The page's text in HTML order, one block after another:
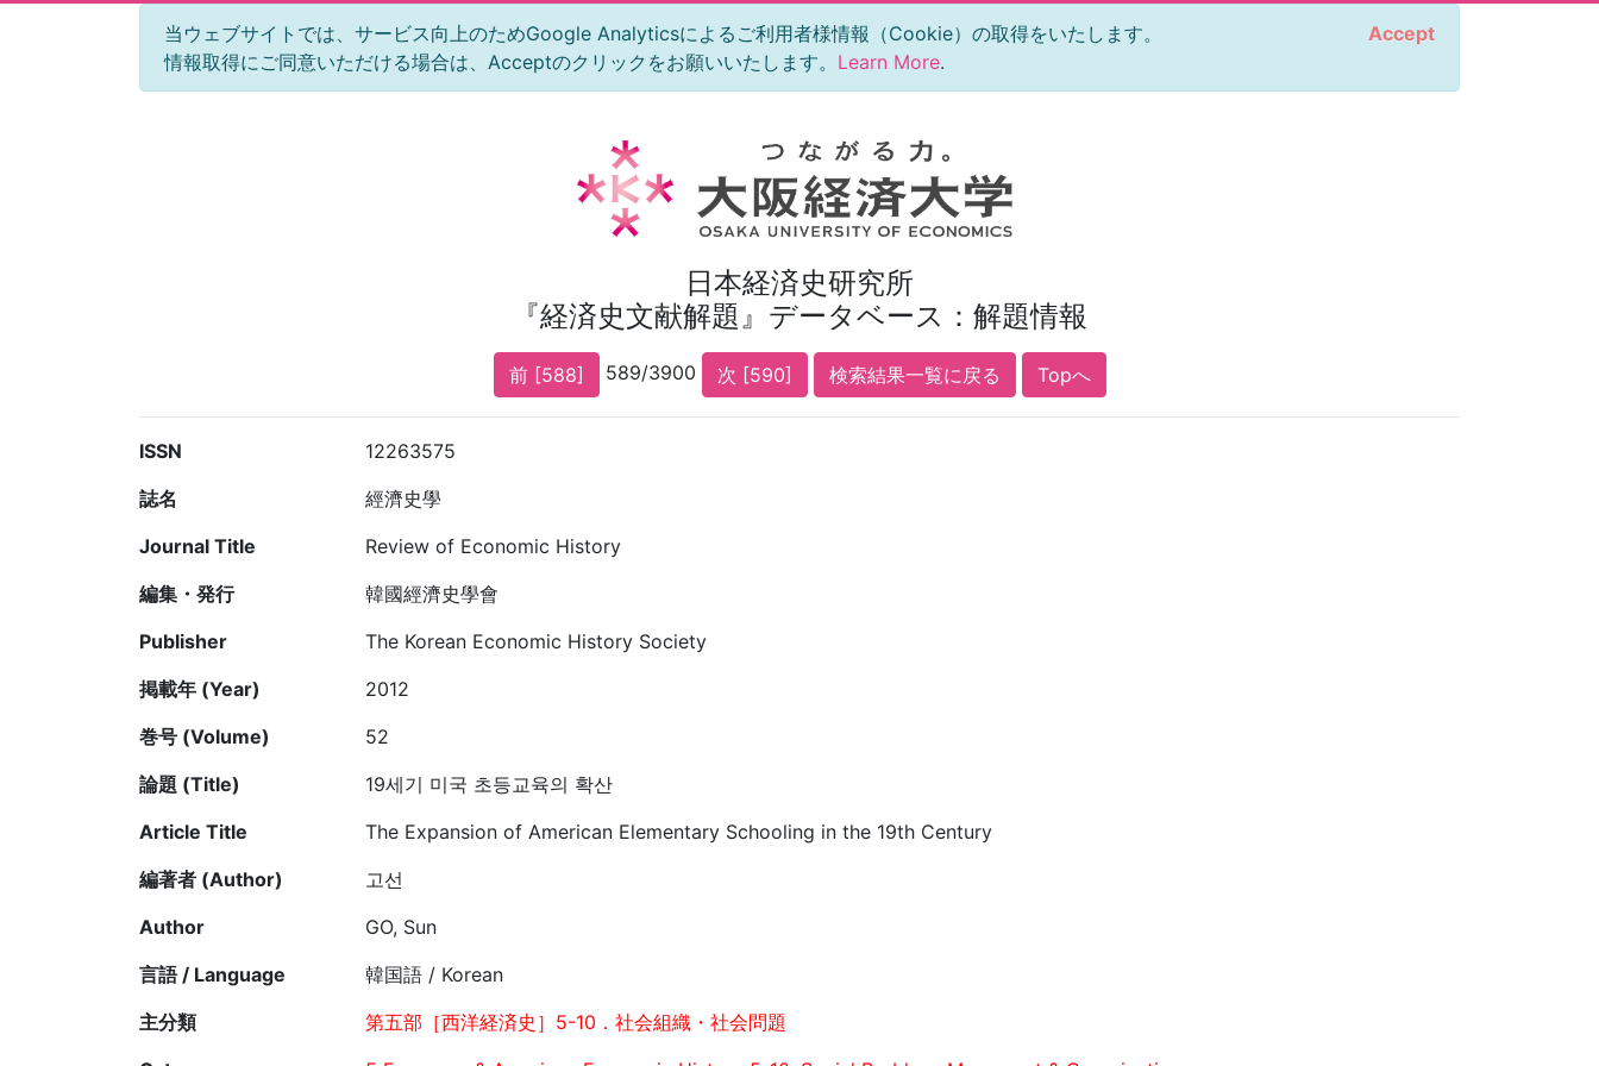
当ウェブサイトでは、サービス向上のためGoogle Analyticsによるご利用者様情報（Cookie）の取得をいたします。
情報取得にご同意いただける場合は、Acceptのクリックをお願いいたします。 Learn More.
Accept
日本経済史研究所
『経済史文献解題』データベース：解題情報
前 [588] 589/3900 次 [590] 検索結果一覧に戻る Topへ
ISSN
12263575
誌名
經濟史學
Journal Title
Review of Economic History
編集・発行
韓國經濟史學會
Publisher
The Korean Economic History Society
掲載年 (Year)
2012
巻号 (Volume)
52
論題 (Title)
19세기 미국 초등교육의 확산
Article Title
The Expansion of American Elementary Schooling in the 19th Century
編著者 (Author)
고선
Author
GO, Sun
言語 / Language
韓国語 / Korean
主分類
第五部［西洋経済史］5-10．社会組織・社会問題